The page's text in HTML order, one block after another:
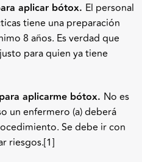
aplicar bótox. El personal
tiene una preparación
8 años. Es verdad que
para quien ya tiene
aplicarme bótox. No es
un enfermero (a) deberá
Se debe ir con
riesgos.[1]